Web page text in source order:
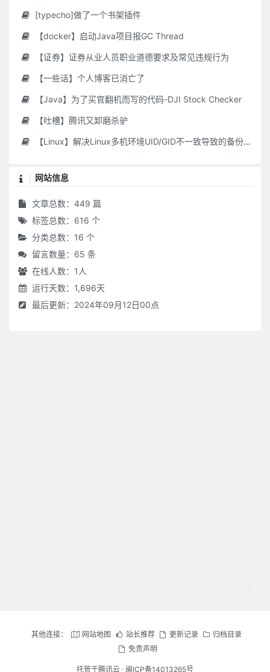
[typecho]做了一个书架插件
【docker】启动Java项目报GC Thread
【证券】证券从业人员职业道德要求及常见违规行为
【一些话】个人博客已消亡了
【Java】为了买官翻机而写的代码-DJI Stock Checker
【吐槽】腾讯又卸磨杀驴
【Linux】解决Linux多机环境UID/GID不一致导致的备份权限问题
网站信息
文章总数：449 篇
标签总数：616 个
分类总数：16 个
留言数量：65 条
在线人数： 1 人
运行天数：1,696天
最后更新：2024年09月12日00点
其他连接： 网站地图 站长推荐 更新记录
归档目录
免责声明
托管于腾讯云 · 闽ICP备14013265号